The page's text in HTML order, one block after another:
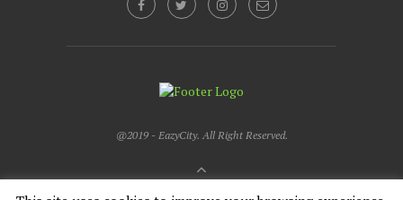
@2019 - EazyCity. All Right Reserved.